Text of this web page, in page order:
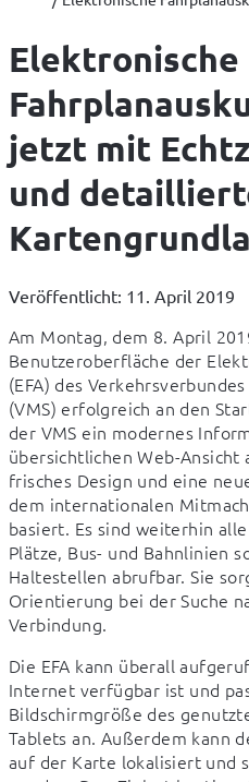
Elektronische
jetzt mit
und
Veröffentlicht: 11. April 2019
Am Montag, dem 8. April
Benutzeroberfläche der
(EFA) des
(VMS) erfolgreich an den
der VMS ein modernes
übersichtlichen Web-
frisches Design und eine
dem internationalen
basiert. Es sind weiterhin
Plätze, Bus- und Bahnlinien
Haltestellen abrufbar. Sie
Orientierung bei der Suche
Verbindung.
Die EFA kann überall
Internet verfügbar ist und
Bildschirmgröße des
Tablets an. Außerdem kann
auf der Karte lokalisiert und